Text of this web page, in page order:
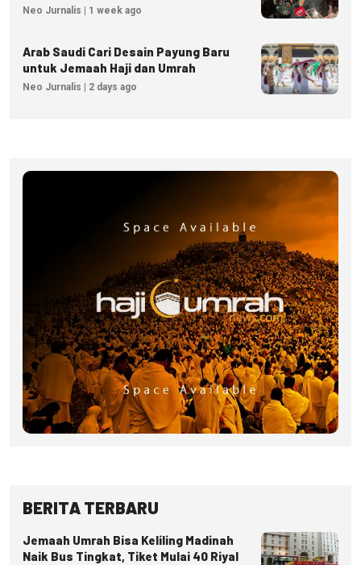
Neo Jurnalis | 1 week ago
Arab Saudi Cari Desain Payung Baru
untuk Jemaah Haji dan Umrah
Neo Jurnalis | 2 days ago
BERITA TERBARU
Jemaah Umrah Bisa Keliling Madinah
Naik Bus Tingkat, Tiket Mulai 40 Riyal